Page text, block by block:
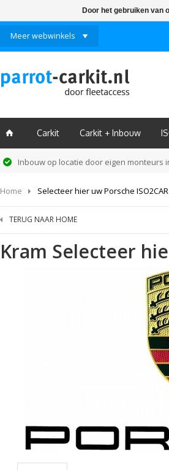
Meer webwinkels
ï Carkit Carkit + Inbouw
Inbouw op locatie door eigen monteurs
Home Selecteer hier uw Porsche ISO2CAR
TERUG NAAR HOME
Kram Selecteer
Door het gebruiken van